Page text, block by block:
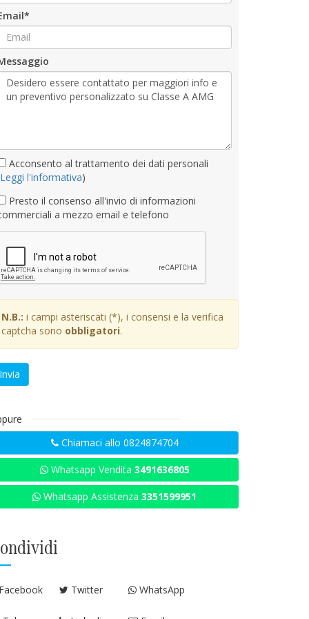
Acconsento al trattamento dei dati personali
Leggi l'informativa)
Presto il consenso all'invio di informazioni
a mezzo email e telefono
N.B.: i campi asteriscati (*), i consensi e la verifica
captcha sono obbligatori.
Invia
Chiamaci allo 0824874704
Whatsapp Vendita 3491636805
Whatsapp Assistenza 3351599951
Facebook Twitter WhatsApp